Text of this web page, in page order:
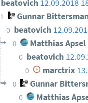
beatovich 12.09.2018
1 Gunnar
0 beatovich
0 Matthias Apsel
0 beatovich
0 marctrix
0 Gunnar
0 Matthias